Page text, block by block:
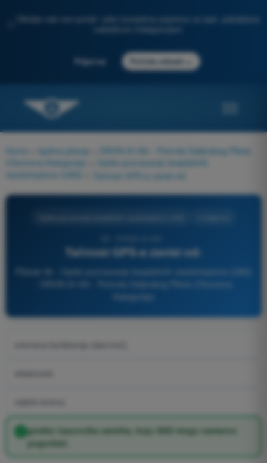
Otkrijte naš novi portal: vaša kompletna priprema za ispit, poboljšana
Prijavi se Počnite odmah
Home Ispitna pitanja
DRON A1/A3 - Potvrda Daljinskog Pilota
(Otvorena Kategorija)
Opšte poznavanje bespilotnih
vazduhoplova (UAS)
Tačnost GPS-a zavisi od:
Tačnost GPS-a zavisi od:
greške časovnika satelita, koju SAD mogu namerno
pogoršati.